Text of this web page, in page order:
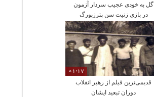
گل به خودی عجیب سردار آزمون
در بازی زنیت سن پترزبورگ
01:17
قدیمی‌ترین فیلم از رهبر انقلاب
دوران تبعید ایشان